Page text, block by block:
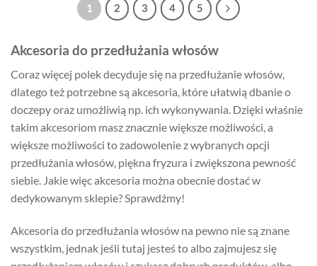
1 2 3 4 5
Akcesoria do przedłużania włosów
Coraz więcej polek decyduje się na przedłużanie włosów,
dlatego też potrzebne są akcesoria, które ułatwią dbanie o
doczepy oraz umożliwią np. ich wykonywania. Dzięki właśnie
takim akcesoriom masz znacznie większe możliwości, a
większe możliwości to zadowolenie z wybranych opcji
przedłużania włosów, piękna fryzura i zwiększona pewność
siebie. Jakie więc akcesoria można obecnie dostać w
dedykowanym sklepie? Sprawdźmy!
Akcesoria do przedłużania włosów na pewno nie są znane
wszystkim, jednak jeśli tutaj jesteś to albo zajmujesz się